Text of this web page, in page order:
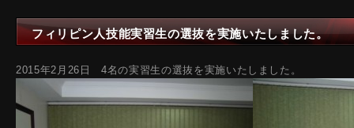
フィリピン人技能実習生の選抜を実施いたしました。
2015年2月26日 4名の実習生の選抜を実施いたしました。